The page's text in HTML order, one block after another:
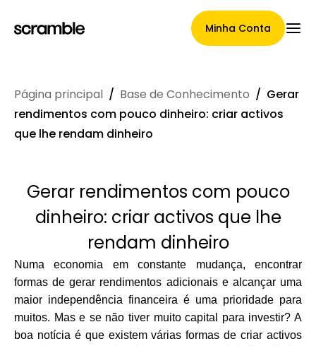
Minha Conta
Página Principal
Termos de cessão de
reclamações
Galeria de Marcas
Seleção de Marca
Página principal / Base de Conhecimento / Gerar
rendimentos com pouco dinheiro: criar activos
que lhe rendam dinheiro
Gerar rendimentos com pouco
dinheiro: criar activos que lhe
rendam dinheiro
Numa economia em constante mudança, encontrar
formas de gerar rendimentos adicionais e alcançar uma
maior independência financeira é uma prioridade para
muitos. Mas e se não tiver muito capital para investir? A
boa notícia é que existem várias formas de criar activos